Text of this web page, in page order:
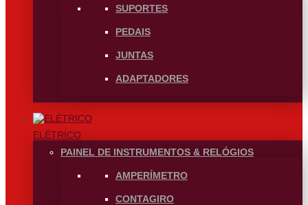
SUPORTES
PEDAIS
JUNTAS
ADAPTADORES
ELÉTRICO
PAINEL DE INSTRUMENTOS & RELÓGIOS
AMPERÍMETRO
CONTAGIRO